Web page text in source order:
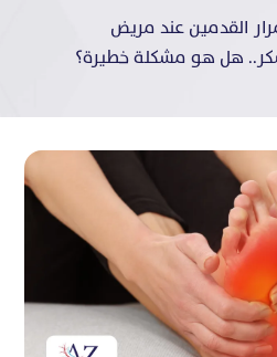
القدمين عند مريض
هل هو مشكلة خطيرة؟